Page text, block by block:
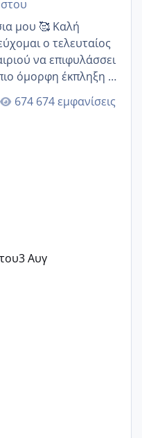
μου 🥰 Καλή
ο τελευταίος
να επιφυλάσσει
όμορφη έκπληξη 🧿
@Παρασκευαιδου
@Christi.D.
674 εμφανίσεις
3 Αυγ